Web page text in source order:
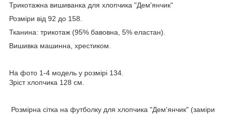
Трикотажна вишиванка для хлопчика "Дем'янчик"
Розміри від 92 до 158.
Тканина: трикотаж (95% бавовна, 5% еластан).
Вишивка машинна, хрестиком.
На фото 1-4 модель у розмірі 134.
Зріст хлопчика 128 см.
Розмірна сітка на футболку для хлопчика "Дем'янчик" (заміри